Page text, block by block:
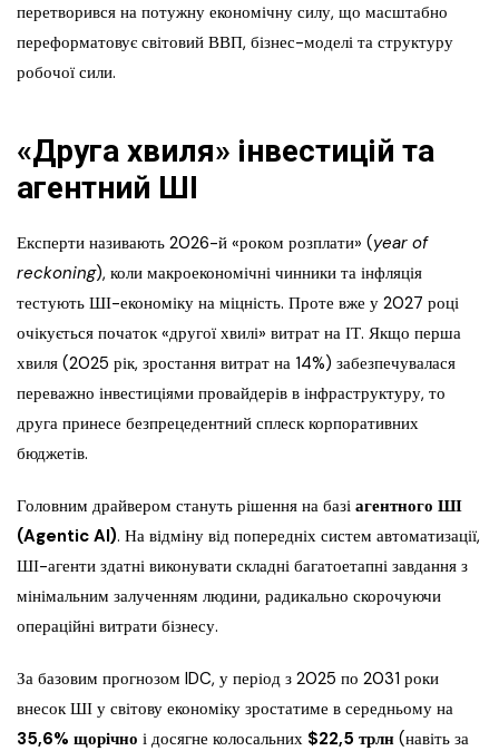
перетворився на потужну економічну силу, що масштабно
переформатовує світовий ВВП, бізнес-моделі та структуру
робочої сили.
«Друга хвиля» інвестицій та
агентний ШІ
Експерти називають 2026-й «роком розплати» (year of
reckoning), коли макроекономічні чинники та інфляція
тестують ШІ-економіку на міцність. Проте вже у 2027 році
очікується початок «другої хвилі» витрат на ІТ. Якщо перша
хвиля (2025 рік, зростання витрат на 14%) забезпечувалася
переважно інвестиціями провайдерів в інфраструктуру, то
друга принесе безпрецедентний сплеск корпоративних
бюджетів.
Головним драйвером стануть рішення на базі агентного ШІ
(Agentic AI). На відміну від попередніх систем автоматизації,
ШІ-агенти здатні виконувати складні багатоетапні завдання з
мінімальним залученням людини, радикально скорочуючи
операційні витрати бізнесу.
За базовим прогнозом IDC, у період з 2025 по 2031 роки
внесок ШІ у світову економіку зростатиме в середньому на
35,6% щорічно і досягне колосальних $22,5 трлн (навіть за